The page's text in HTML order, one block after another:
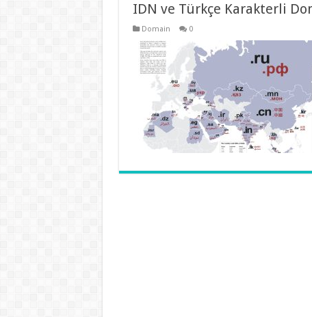
IDN ve Türkçe Karakterli
Domain 0